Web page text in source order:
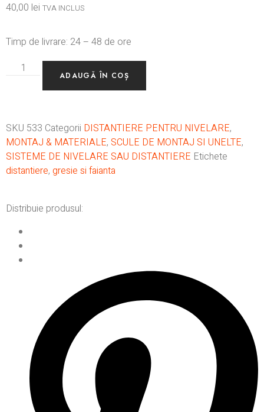
40,00 lei TVA INCLUS
Timp de livrare: 24 – 48 de ore
ADAUGĂ ÎN COȘ
SKU 533 Categorii DISTANTIERE PENTRU NIVELARE,
MONTAJ & MATERIALE, SCULE DE MONTAJ SI UNELTE,
SISTEME DE NIVELARE SAU DISTANTIERE Etichete
distantiere, gresie si faianta
Distribuie produsul: